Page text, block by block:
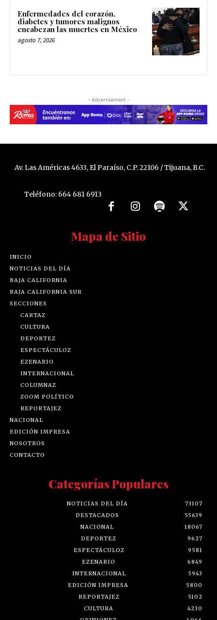
Enfermedades del corazón,
diabetes y tumores malignos
encabezan las muertes en México
agosto 7, 2026
- Advertisement -
Av. Las Américas 4633, El Paraíso, C.P. 22106 / Tijuana, B.C.
Teléfono: 664 681 6913
Mapa de Sitio
INICIO
NOTICIAS DEL DÍA
BAJA CALIFORNIA
BAJA CALIFORNIA SUR
SECCIONES
CARTAZ
CULTURA
DEPORTEZ
ESPECTÁCULOZ
EZENARIO
INTERNACIONAL
COLUMNAZ
ZOOM POLÍTICO
REPORTAJEZ
NACIONAL
EDICIÓN IMPRESA
NOSOTROS
CONTACTO
Categorías Populares
NOTICIAS DEL DÍA
73107
DESTACADOS
55639
NACIONAL
18067
DEPORTEZ
9627
ESPECTÁCULOZ
9581
EZENARIO
6849
INTERNACIONAL
5943
EDICIÓN IMPRESA
5800
REPORTAJEZ
5102
CULTURA
4230